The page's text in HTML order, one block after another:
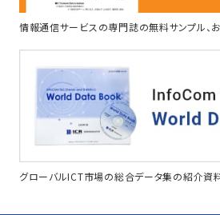
情報通信サービスの専門誌の無料サンプル、
グローバルICT市場の総合データ集の紹介資